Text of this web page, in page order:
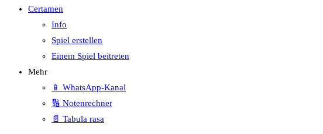
Certamen
Info
Spiel erstellen
Einem Spiel beitreten
Mehr
📱 WhatsApp-Kanal
🔢 Notenrechner
📄 Tabula rasa